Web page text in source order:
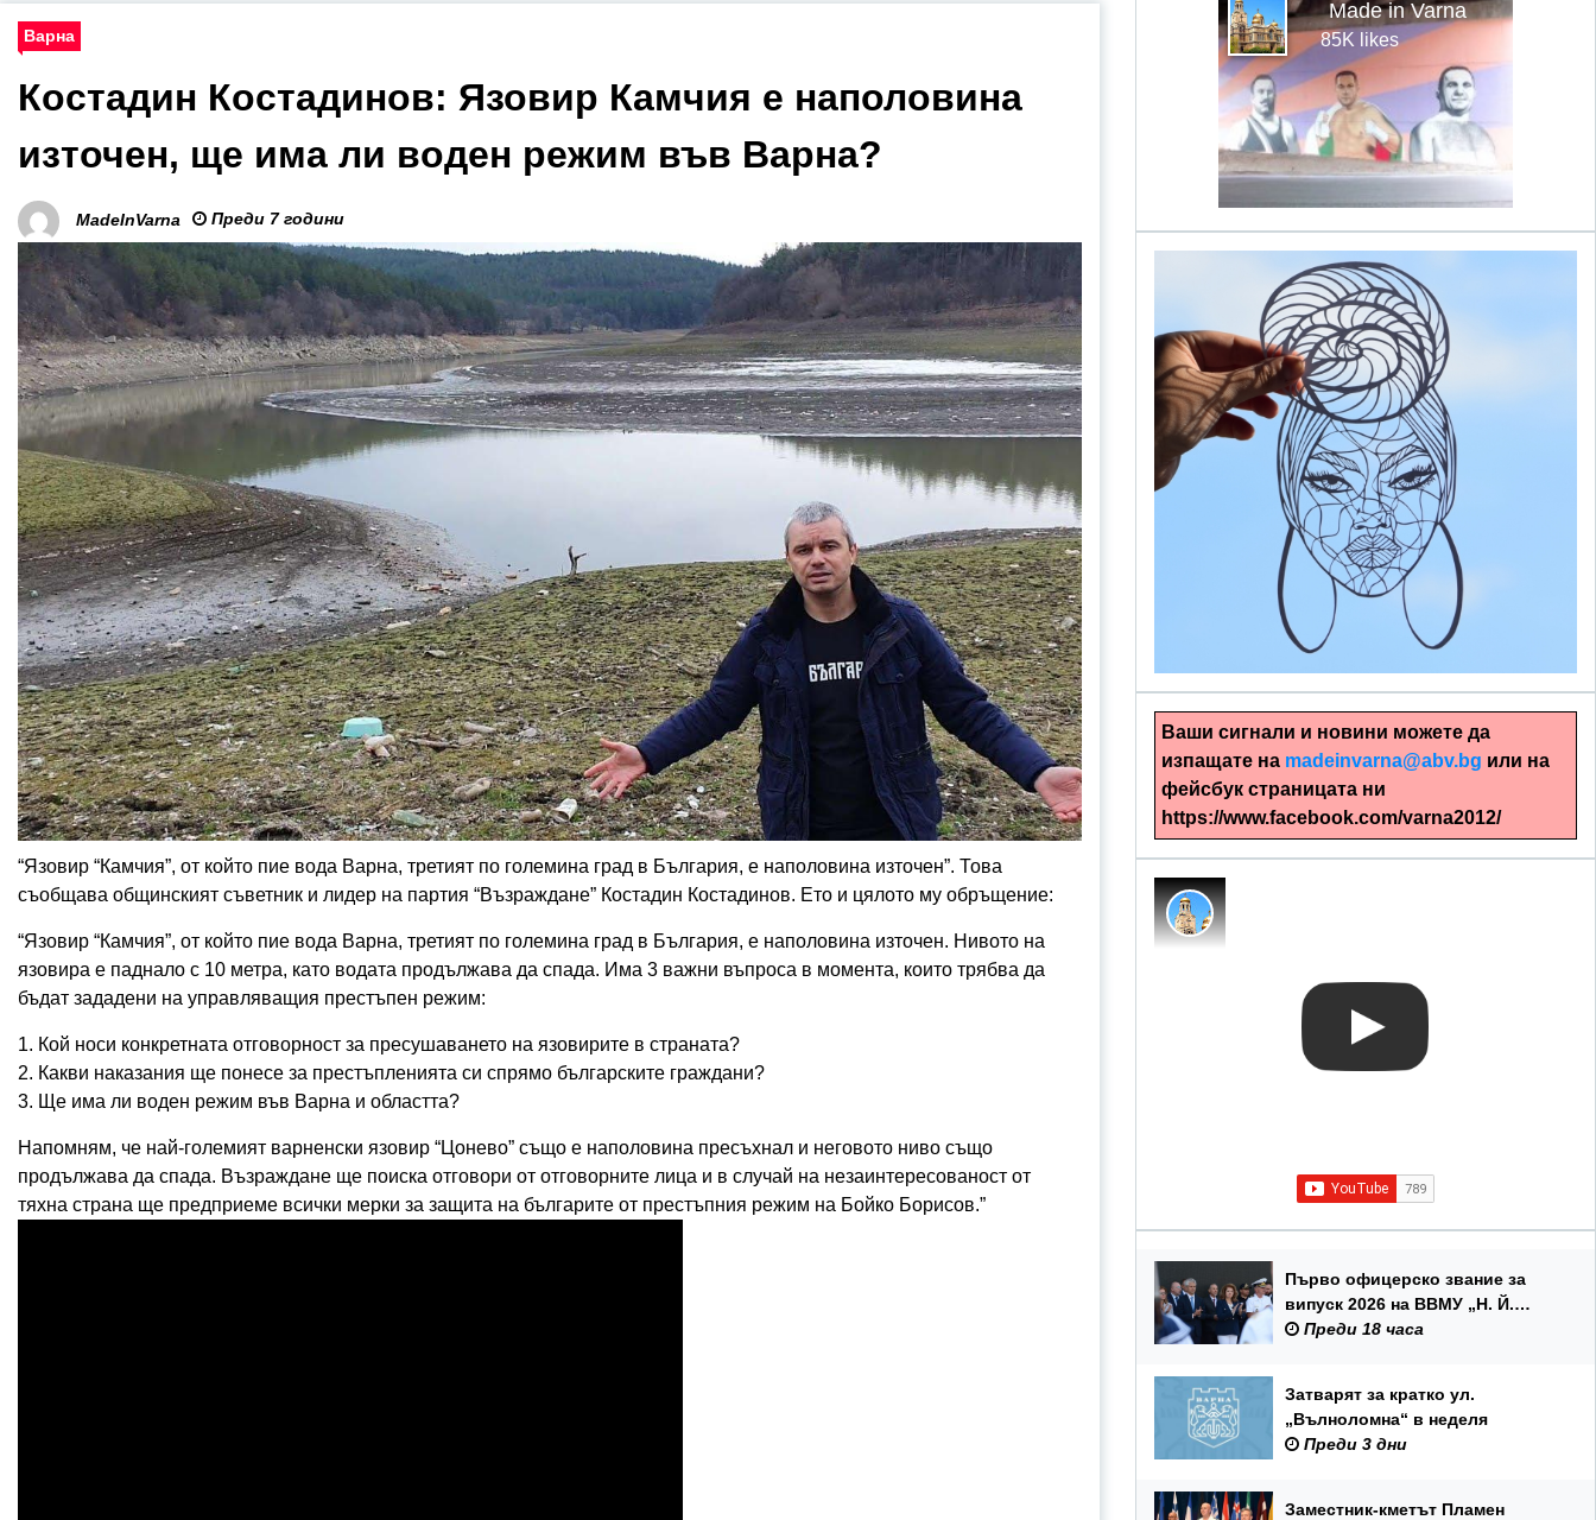
Варна
Костадин Костадинов: Язовир Камчия е наполовина
източен, ще има ли воден режим във Варна?
MadeInVarna Преди 7 години
“Язовир “Камчия”, от който пие вода Варна, третият по големина град в България, е наполовина източен”. Това
съобщава общинският съветник и лидер на партия “Възраждане” Костадин Костадинов. Ето и цялото му обръщение:
“Язовир “Камчия”, от който пие вода Варна, третият по големина град в България, е наполовина източен. Нивото на
язовира е паднало с 10 метра, като водата продължава да спада. Има 3 важни въпроса в момента, които трябва да
бъдат зададени на управляващия престъпен режим:
1. Кой носи конкретната отговорност за пресушаването на язовирите в страната?
2. Какви наказания ще понесе за престъпленията си спрямо българските граждани?
3. Ще има ли воден режим във Варна и областта?
Напомням, че най-големият варненски язовир “Цонево” също е наполовина пресъхнал и неговото ниво също
продължава да спада. Възраждане ще поиска отговори от отговорните лица и в случай на незаинтересованост от
тяхна страна ще предприеме всички мерки за защита на българите от престъпния режим на Бойко Борисов.”
Made in Varna
85K likes
alinapapercut.com
Ръчно изрязани картини
Ваши сигнали и новини можете да
изпащате на madeinvarna@abv.bg или на
фейсбук страницата ни
https://www.facebook.com/varna2012/
Първо офицерско звание за
випуск 2026 на ВВМУ „Н. Й.
Вапцаров“
Преди 18 часа
Затварят за кратко ул.
„Вълноломна“ в неделя
Преди 3 дни
Заместник-кметът Пламен